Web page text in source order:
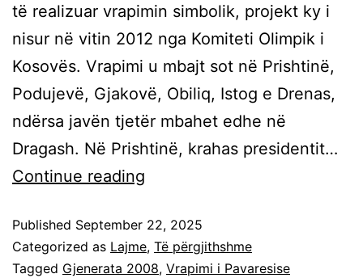
të realizuar vrapimin simbolik, projekt ky i
nisur në vitin 2012 nga Komiteti Olimpik i
Kosovës. Vrapimi u mbajt sot në Prishtinë,
Podujevë, Gjakovë, Obiliq, Istog e Drenas,
ndërsa javën tjetër mbahet edhe në
Dragash. Në Prishtinë, krahas presidentit…
Continue reading
Published September 22, 2025
Categorized as Lajme, Të përgjithshme
Tagged Gjenerata 2008, Vrapimi i Pavaresise